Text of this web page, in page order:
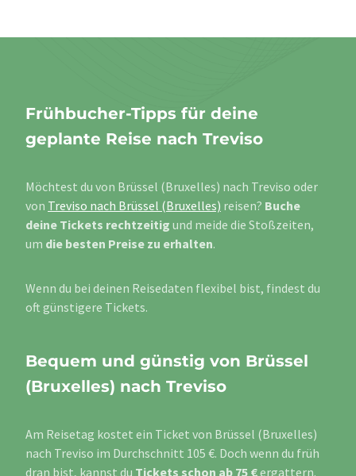
Frühbucher-Tipps für deine
geplante Reise nach Treviso
Möchtest du von Brüssel (Bruxelles) nach Treviso oder
von Treviso nach Brüssel (Bruxelles) reisen? Buche
deine Tickets rechtzeitig und meide die Stoßzeiten,
um die besten Preise zu erhalten.
Wenn du bei deinen Reisedaten flexibel bist, findest du
oft günstigere Tickets.
Bequem und günstig von Brüssel
(Bruxelles) nach Treviso
Am Reisetag kostet ein Ticket von Brüssel (Bruxelles)
nach Treviso im Durchschnitt 105 €. Doch wenn du früh
dran bist, kannst du Tickets schon ab 75 €ergattern.